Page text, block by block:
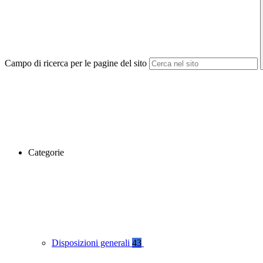
Campo di ricerca per le pagine del sito
Categorie
Disposizioni generali 43